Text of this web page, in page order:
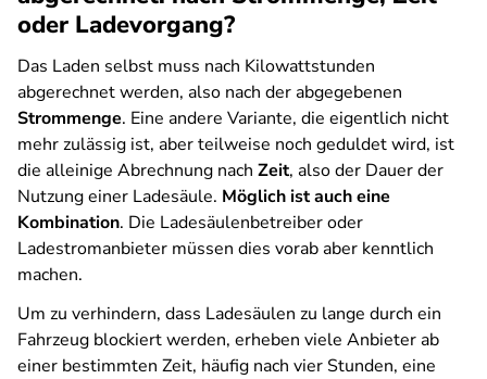
oder Ladevorgang?
Das Laden selbst muss nach Kilowattstunden
abgerechnet werden, also nach der abgegebenen
Strommenge. Eine andere Variante, die eigentlich nicht
mehr zulässig ist, aber teilweise noch geduldet wird, ist
die alleinige Abrechnung nach Zeit, also der Dauer der
Nutzung einer Ladesäule. Möglich ist auch eine
Kombination. Die Ladesäulenbetreiber oder
Ladestromanbieter müssen dies vorab aber kenntlich
machen.
Um zu verhindern, dass Ladesäulen zu lange durch ein
Fahrzeug blockiert werden, erheben viele Anbieter ab
einer bestimmten Zeit, häufig nach vier Stunden, eine